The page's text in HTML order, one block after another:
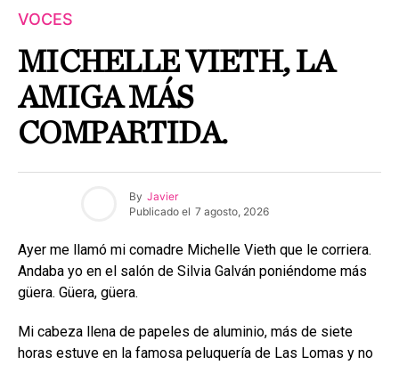
VOCES
MICHELLE VIETH, LA
AMIGA MÁS
COMPARTIDA.
By Javier
Publicado el 7 agosto, 2026
Ayer me llamó mi comadre Michelle Vieth que le corriera.
Andaba yo en el salón de Silvia Galván poniéndome más
güera. Güera, güera.
Mi cabeza llena de papeles de aluminio, más de siete
horas estuve en la famosa peluquería de Las Lomas y no